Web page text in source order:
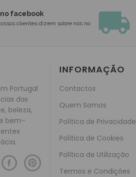
facebook
clientes dizem sobre nós no
Portugal
das
beleza,
bem-
INFORMAÇÃO
Contactos
Quem Somos
Política de Privacidade
Política de Cookies
Política de Utilização
Termos e Condições